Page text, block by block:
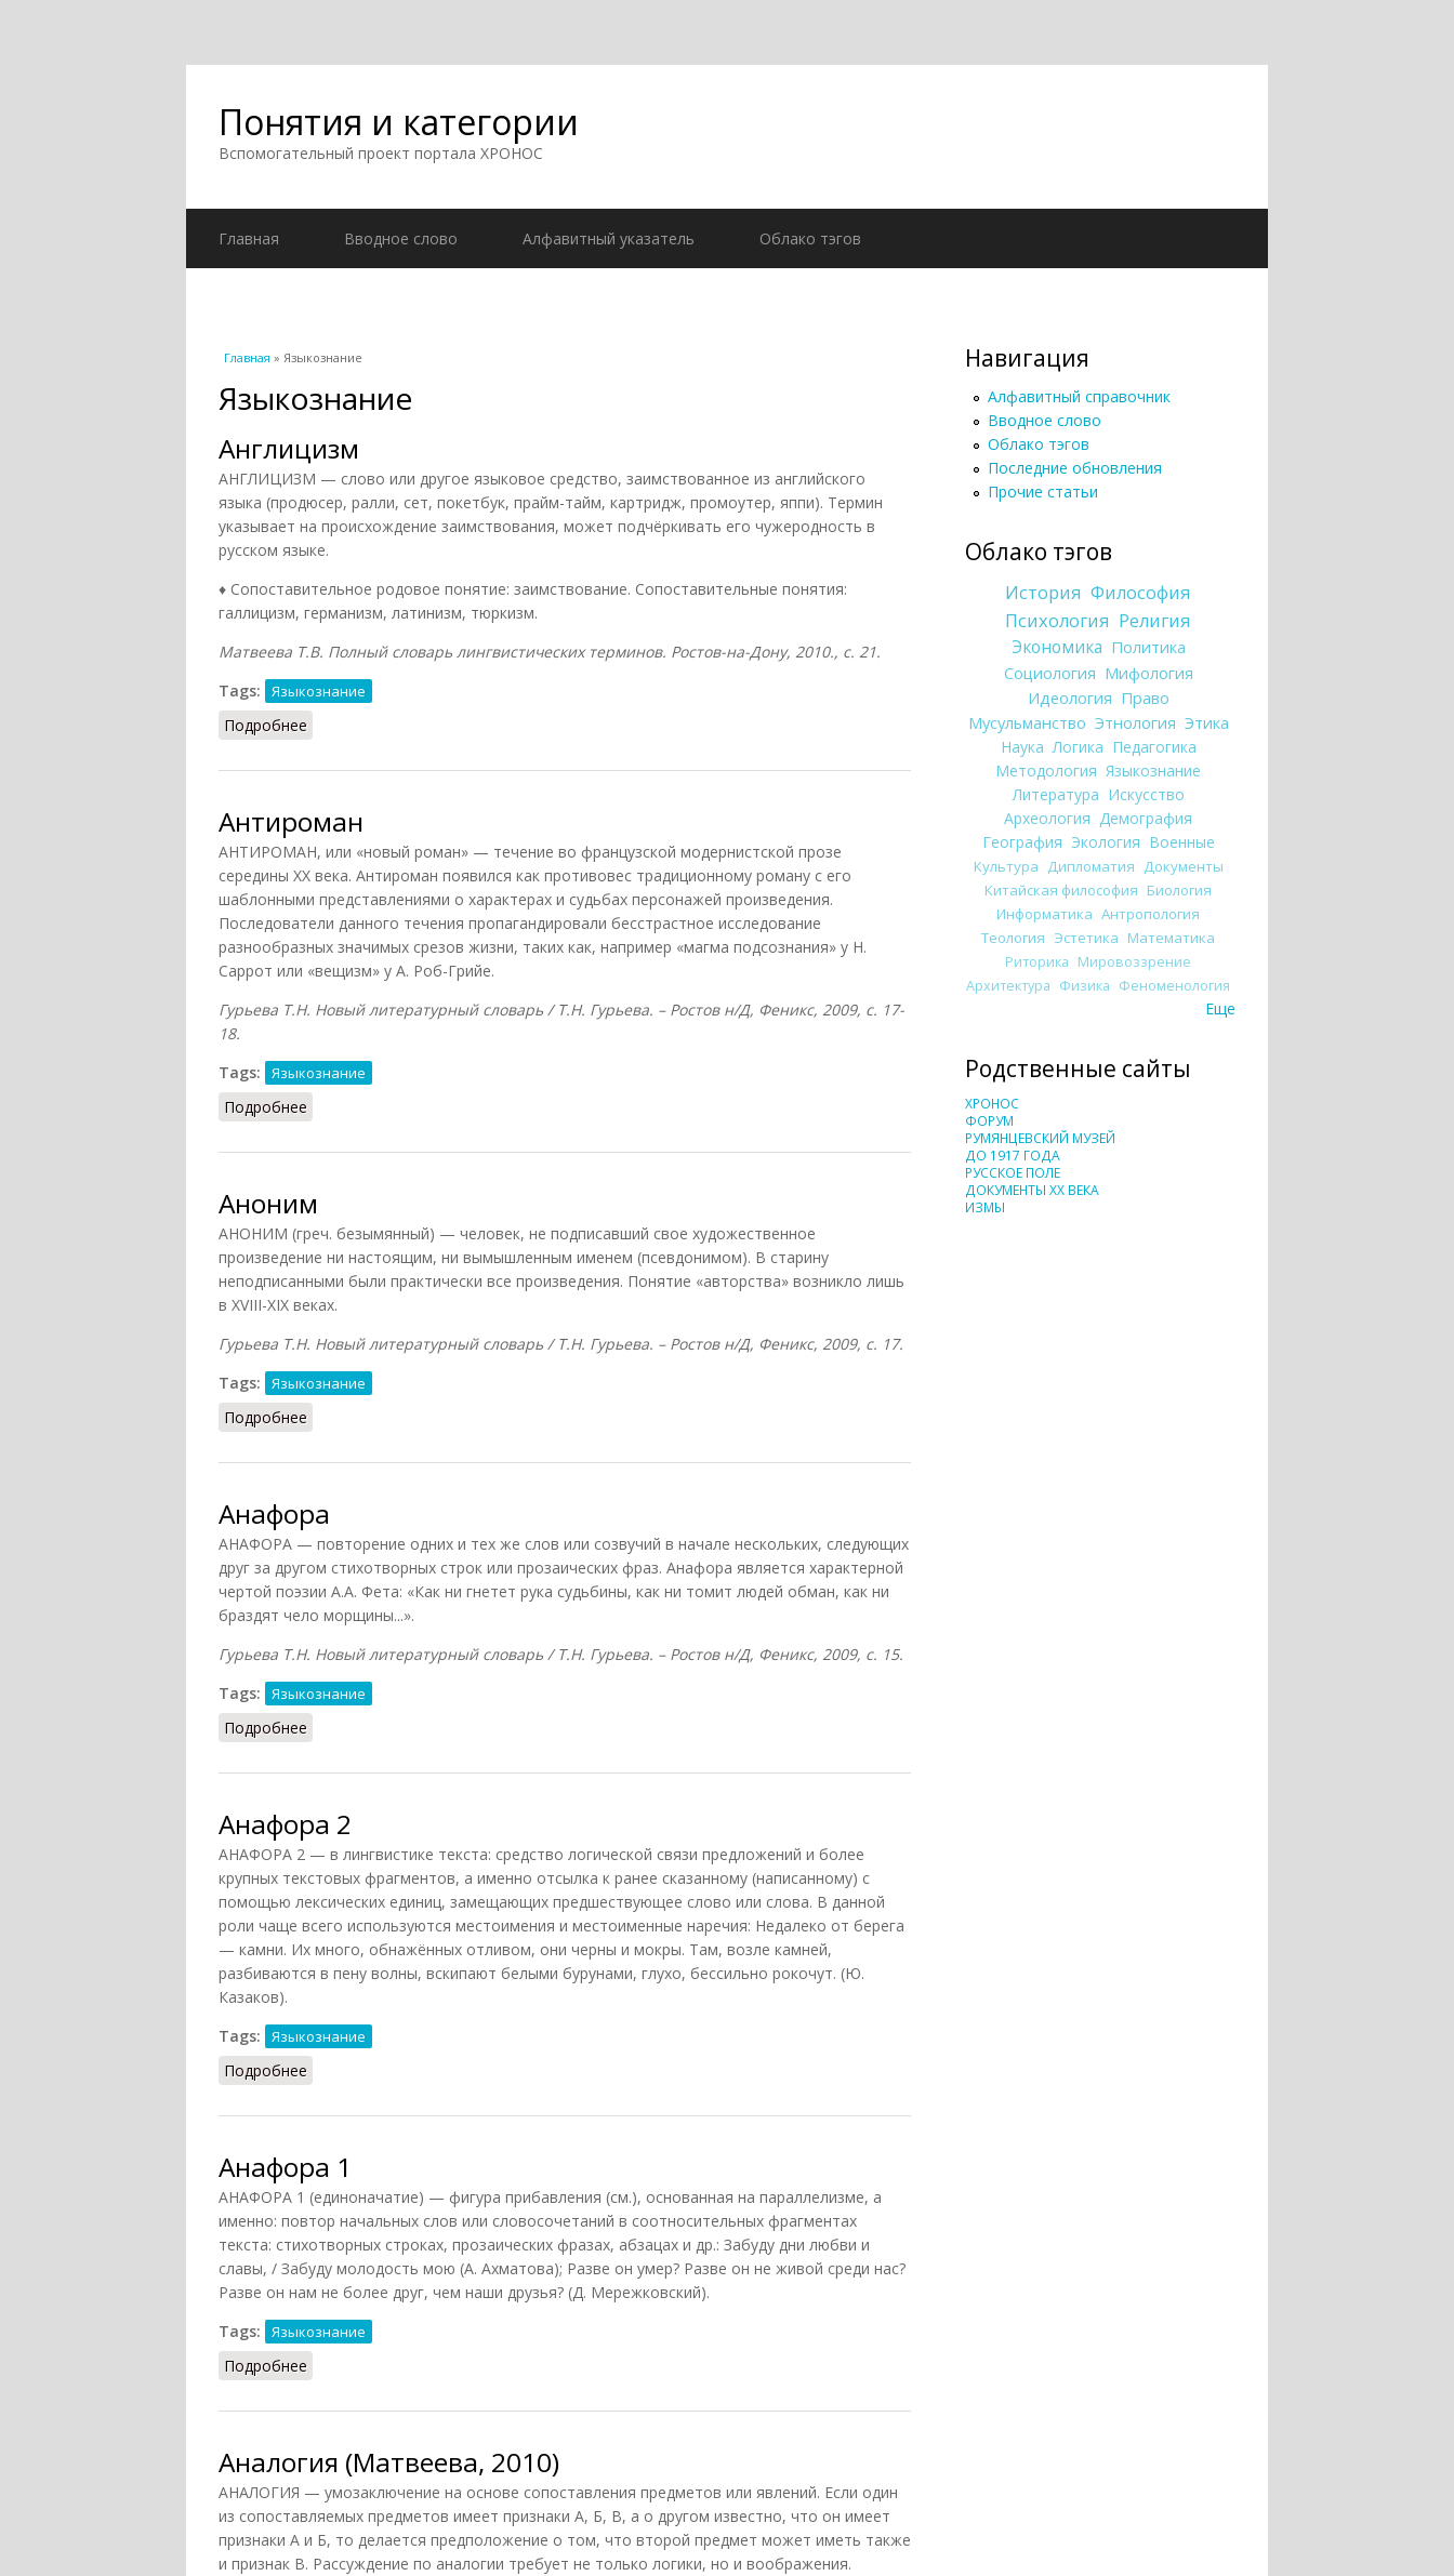
Понятия и категории
Вспомогательный проект портала ХРОНОС
Главная Вводное слово Алфавитный указатель Облако тэгов
Вы здесь
Главная » Языкознание
Языкознание
Англицизм
АНГЛИЦИЗМ — слово или другое языковое средство, заимствованное из английского
языка (продюсер, ралли, сет, покетбук, прайм-тайм, картридж, промоутер, яппи). Термин
указывает на происхождение заимствования, может подчёркивать его чужеродность в
русском языке.
♦ Сопоставительное родовое понятие: заимствование. Сопоставительные понятия:
галлицизм, германизм, латинизм, тюркизм.
Матвеева Т.В. Полный словарь лингвистических терминов. Ростов-на-Дону, 2010., с. 21.
Tags:
Языкознание
Подробнее
Антироман
АНТИРОМАН, или «новый роман» — течение во французской модернистской прозе
середины XX века. Антироман появился как противовес традиционному роману с его
шаблонными представлениями о характерах и судьбах персонажей произведения.
Последователи данного течения пропагандировали бесстрастное исследование
разнообразных значимых срезов жизни, таких как, например «магма подсознания» у Н.
Саррот или «вещизм» у А. Роб-Грийе.
Гурьева Т.Н. Новый литературный словарь / Т.Н. Гурьева. – Ростов н/Д, Феникс, 2009, с. 17-
18.
Tags:
Языкознание
Подробнее
Аноним
АНОНИМ (греч. безымянный) — человек, не подписавший свое художественное
произведение ни настоящим, ни вымышленным именем (псевдонимом). В старину
неподписанными были практически все произведения. Понятие «авторства» возникло лишь
в XVIII-XIX веках.
Гурьева Т.Н. Новый литературный словарь / Т.Н. Гурьева. – Ростов н/Д, Феникс, 2009, с. 17.
Tags:
Языкознание
Подробнее
Анафора
АНАФОРА — повторение одних и тех же слов или созвучий в начале нескольких, следующих
друг за другом стихотворных строк или прозаических фраз. Анафора является характерной
чертой поэзии А.А. Фета: «Как ни гнетет рука судьбины, как ни томит людей обман, как ни
браздят чело морщины...».
Гурьева Т.Н. Новый литературный словарь / Т.Н. Гурьева. – Ростов н/Д, Феникс, 2009, с. 15.
Tags:
Языкознание
Подробнее
Анафора 2
АНАФОРА 2 — в лингвистике текста: средство логической связи предложений и более
крупных текстовых фрагментов, а именно отсылка к ранее сказанному (написанному) с
помощью лексических единиц, замещающих предшествующее слово или слова. В данной
роли чаще всего используются местоимения и местоименные наречия: Недалеко от берега
— камни. Их много, обнажённых отливом, они черны и мокры. Там, возле камней,
разбиваются в пену волны, вскипают белыми бурунами, глухо, бессильно рокочут. (Ю.
Казаков).
Tags:
Языкознание
Подробнее
Анафора 1
АНАФОРА 1 (единоначатие) — фигура прибавления (см.), основанная на параллелизме, а
именно: повтор начальных слов или словосочетаний в соотносительных фрагментах
текста: стихотворных строках, прозаических фразах, абзацах и др.: Забуду дни любви и
славы, / Забуду молодость мою (А. Ахматова); Разве он умер? Разве он не живой среди нас?
Разве он нам не более друг, чем наши друзья? (Д. Мережковский).
Tags:
Языкознание
Подробнее
Аналогия (Матвеева, 2010)
АНАЛОГИЯ — умозаключение на основе сопоставления предметов или явлений. Если один
из сопоставляемых предметов имеет признаки А, Б, В, а о другом известно, что он имеет
признаки А и Б, то делается предположение о том, что второй предмет может иметь также
и признак В. Рассуждение по аналогии требует не только логики, но и воображения.
Навигация
Алфавитный справочник
Вводное слово
Облако тэгов
Последние обновления
Прочие статьи
Облако тэгов
История Философия
Психология Религия
Экономика Политика
Социология Мифология
Идеология Право
Мусульманство Этнология Этика
Наука Логика Педагогика
Методология Языкознание
Литература Искусство
Археология Демография
География Экология Военные
Культура Дипломатия Документы
Китайская философия Биология
Информатика Антропология
Теология Эстетика Математика
Риторика Мировоззрение
Архитектура Физика Феноменология
Еще
Родственные сайты
ХРОНОС
ФОРУМ
РУМЯНЦЕВСКИЙ МУЗЕЙ
ДО 1917 ГОДА
РУССКОЕ ПОЛЕ
ДОКУМЕНТЫ XX ВЕКА
ИЗМЫ